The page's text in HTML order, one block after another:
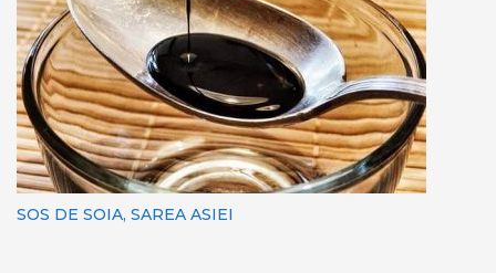
SOS DE SOIA, SAREA ASIEI